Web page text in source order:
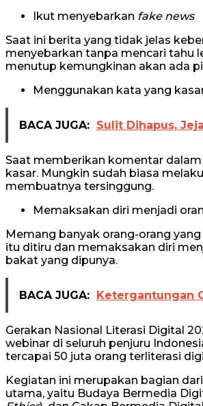
Ikut menyebarkan fake news
Saat ini berita yang tidak jelas
menyebarkan tanpa mencari tahu
menutup kemungkinan akan ada
Menggunakan kata yang
BACA JUGA: Sulit Dihapus,
Saat memberikan komentar dalam
kasar. Mungkin sudah biasa
membuatnya tersinggung.
Memaksakan diri menjadi
Memang banyak orang-orang
itu ditiru dan memaksakan diri
bakat yang dipunya.
BACA JUGA: Ketergantungan
Gerakan Nasional Literasi Digital
webinar di seluruh penjuru
tercapai 50 juta orang terliterasi
Kegiatan ini merupakan bagian
utama, yaitu Budaya Bermedia